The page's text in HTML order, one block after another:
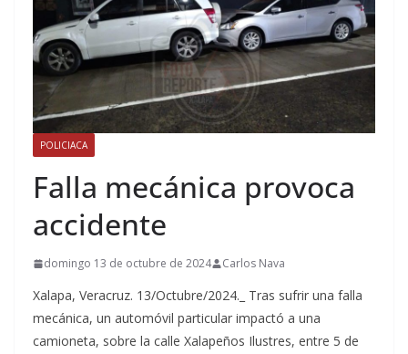
POLICIACA
Falla mecánica provoca
accidente
domingo 13 de octubre de 2024 Carlos Nava
Xalapa, Veracruz. 13/Octubre/2024._ Tras sufrir una falla
mecánica, un automóvil particular impactó a una
camioneta, sobre la calle Xalapeños Ilustres, entre 5 de